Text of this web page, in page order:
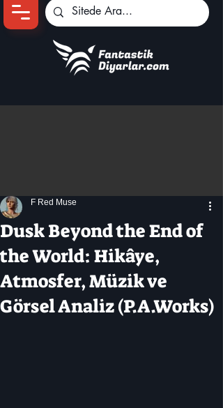
Black Desert
Dizi-Film Haberleri
Dusk Beyond the End of
the World: Hikâye,
Atmosfer, Müzik ve
Görsel Analiz (P.A.Works)
F Red Muse